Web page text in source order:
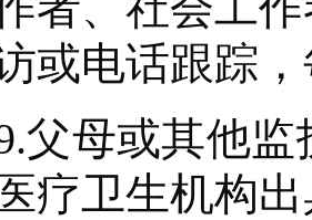
或电话跟踪
母或其他监
疗卫生机构